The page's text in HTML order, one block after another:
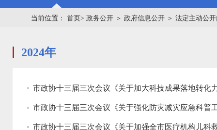
当前位置： 首页> 政务公开 ＞ 政府信息公开 ＞ 法定主动公
2024年
市政协十三届三次会议《关于加大科技成果落地转化
市政协十三届三次会议《关于强化防灾减灾应急科普
市政协十三届三次会议《关于加强全市医疗机构儿科